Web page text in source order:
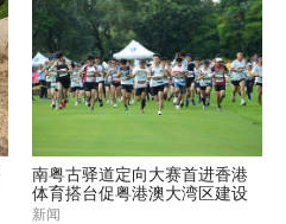
南粤古驿道定向大赛首进香港
体育搭台促粤港澳大湾区建设
新闻